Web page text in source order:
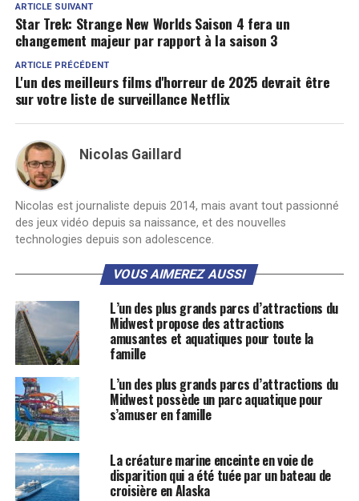
ARTICLE SUIVANT
Star Trek: Strange New Worlds Saison 4 fera un
changement majeur par rapport à la saison 3
ARTICLE PRÉCÉDENT
L'un des meilleurs films d'horreur de 2025 devrait être
sur votre liste de surveillance Netflix
Nicolas Gaillard
Nicolas est journaliste depuis 2014, mais avant tout passionné
des jeux vidéo depuis sa naissance, et des nouvelles
technologies depuis son adolescence.
VOUS AIMEREZ AUSSI
L’un des plus grands parcs d’attractions du
Midwest propose des attractions
amusantes et aquatiques pour toute la
famille
L’un des plus grands parcs d’attractions du
Midwest possède un parc aquatique pour
s’amuser en famille
La créature marine enceinte en voie de
disparition qui a été tuée par un bateau de
croisière en Alaska